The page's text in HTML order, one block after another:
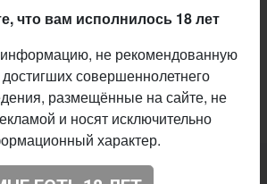
• 5,0% ABV •08.05.2020
ваш бар или магазин в каталоге?
что вам исполнилось 18 лет
не рекомендованную
совершеннолетнего
размещённые на сайте, не
и носят исключительно
характер.